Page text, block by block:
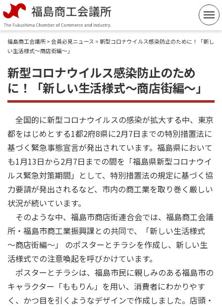
ン
テ
へ
キ
プ
福島商工会議所>会員必見ニュース > 新型コロナウイルス感染防止のために！「新し
い生活様式～商店街編～」
新型コロナウイルス感染防止のため
に！「新しい生活様式～商店街編～」
全国的に新型コロナウイルスの感染が拡大する中、東京
都をはじめとする1都2府8県に2月7日までの特別措置法に
基づく緊急事態宣言が発出されています。福島県において
も1月13日から2月7日までの間を「福島県新型コロナウイ
ルス緊急対策期間」として、特別措置法の規定に基づく協
力要請が発出されるなど、市内の商工業を取り巻く厳しい
状況が続いています。
そのような中、福島市商店街連合会では、福島商工会議
所・福島市商工業振興課との共同で、「新しい生活様式
～商店街編～」 のポスターとチラシを作成し、新しい生
活様式での注意喚起を呼びかけています。
ポスターとチラシは、福島市民に親しみのある福島市の
キャラクター「ももりん」を用い、消費者にわかりやす
く、かつ目を引くようなデザインで作成しました。 店頭・